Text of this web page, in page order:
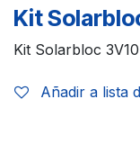
Kit
Kit Solarbloc
Añadir a lista